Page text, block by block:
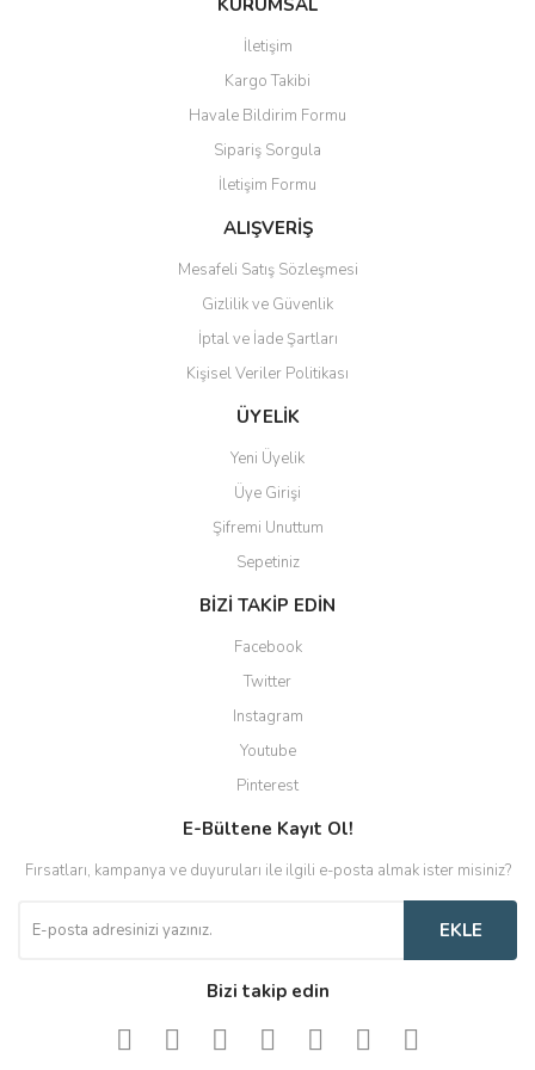
Yorum Yaz
Ürün resmi kalitesiz, bozuk veya görüntülenemiyor.
Ürün açıklamasında eksik bilgiler bulunuyor.
Ürün bilgilerinde hatalar bulunuyor.
Ürün fiyatı diğer sitelerden daha pahalı.
Bu ürüne benzer farklı alternatifler olmalı.
Gönder
KURUMSAL
İletişim
Kargo Takibi
Havale Bildirim Formu
Sipariş Sorgula
İletişim Formu
ALIŞVERİŞ
Mesafeli Satış Sözleşmesi
Gizlilik ve Güvenlik
İptal ve İade Şartları
Kişisel Veriler Politikası
ÜYELİK
Yeni Üyelik
Üye Girişi
Şifremi Unuttum
Sepetiniz
BİZİ TAKİP EDİN
Facebook
Twitter
Instagram
Youtube
Pinterest
E-Bültene Kayıt Ol!
Fırsatları, kampanya ve duyuruları ile ilgili e-posta almak ister misiniz?
EKLE
Bizi takip edin